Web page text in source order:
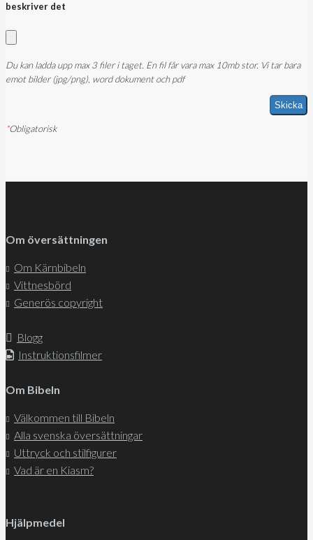
beskriver det
Du kan ladda upp max 3 filer i taget. En fil får vara max 10mb stor. Vi tar bara
emot bilder (jpg/png), word dokument och pdf
*Obligatorisk
Om översättningen
Om Kärnbibeln
Vittnesbörd
Generös copyright
Blogg
Instruktionsfilmer
Om Bibeln
Välkommen till Bibeln
Alla svenska översättningar
Uttryck och stilfigurer
Vad är en Kiasm?
Hjälpmedel